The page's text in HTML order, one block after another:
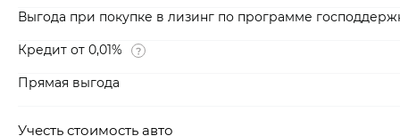
Выгода при покупке в лизинг по программе
Кредит от 0,01%
Прямая выгода
Учесть стоимость авто